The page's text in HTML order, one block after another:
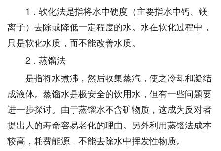
1．软化法是指将水中硬度（主要指水中钙、镁
离子）去除或降低一定程度的水。水在软化过程中，
只是软化水质，而不能改善水质。
2．蒸馏法
是指将水煮沸，然后收集蒸汽，使之冷却和凝结
成液体。蒸馏水是极安全的饮用水，但有一些问题要
进一步探讨。由于蒸馏水不含矿物质，这成为反对者
提出人的寿命容易老化的理由。另外利用蒸馏法成本
较高，耗费能源，不能去除水中挥发性物质。